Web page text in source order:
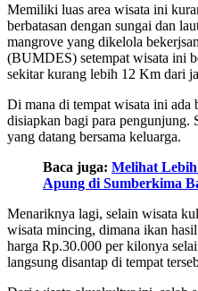
Memiliki luas area wisata ini
berbatasan dengan sungai dan
mangrove yang dikelola
(BUMDES) setempat wisata ini
sekitar kurang lebih 12 Km dari
Di mana di tempat wisata ini ada
disiapkan bagi para pengunjung.
yang datang bersama keluarga.
Baca juga: Melihat
Apung di Sumberkima
Menariknya lagi, selain wisata
wisata mincing, dimana ikan
harga Rp.30.000 per kilonya
langsung disantap di tempat